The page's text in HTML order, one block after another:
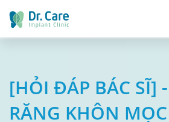
[HỎI ĐÁP BÁC SĨ]
RĂNG KHÔN